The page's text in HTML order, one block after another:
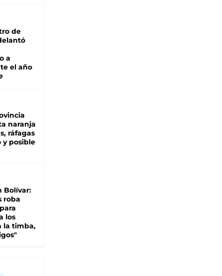
de
a
el año
naranja
ráfagas
y posible
Bolívar:
roba
los
la timba,